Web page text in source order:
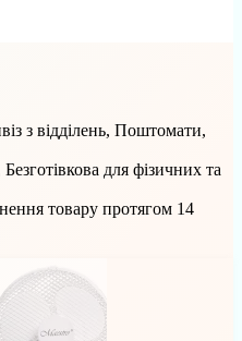
з відділень, Поштомати,
для фізичних та
товару протягом 14